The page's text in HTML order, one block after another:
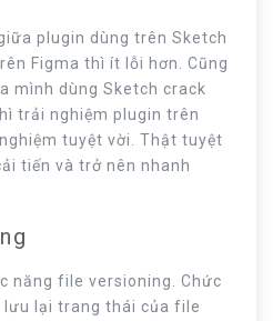
plugin dùng trên Sketch
Figma thì ít lỗi hơn. Cũng
mình dùng Sketch crack
trải nghiệm plugin trên
tuyệt vời. Thật tuyệt
tiến và trở nên nhanh
năng file versioning. Chức
lưu lại trang thái của file